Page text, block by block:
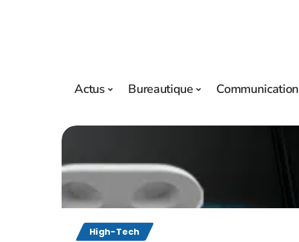
Actus Bureautique Communication
High-Tech